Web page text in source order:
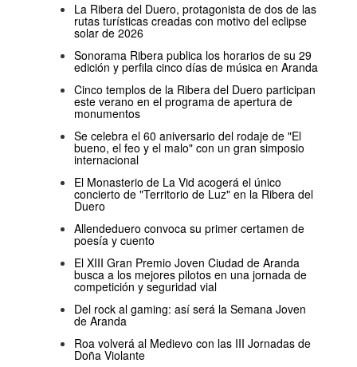
La Ribera del Duero, protagonista de dos de las
rutas turísticas creadas con motivo del eclipse
solar de 2026
Sonorama Ribera publica los horarios de su 29
edición y perfila cinco días de música en Aranda
Cinco templos de la Ribera del Duero participan
este verano en el programa de apertura de
monumentos
Se celebra el 60 aniversario del rodaje de "El
bueno, el feo y el malo" con un gran simposio
internacional
El Monasterio de La Vid acogerá el único
concierto de "Territorio de Luz" en la Ribera del
Duero
Allendeduero convoca su primer certamen de
poesía y cuento
El XIII Gran Premio Joven Ciudad de Aranda
busca a los mejores pilotos en una jornada de
competición y seguridad vial
Del rock al gaming: así será la Semana Joven
de Aranda
Roa volverá al Medievo con las III Jornadas de
Doña Violante